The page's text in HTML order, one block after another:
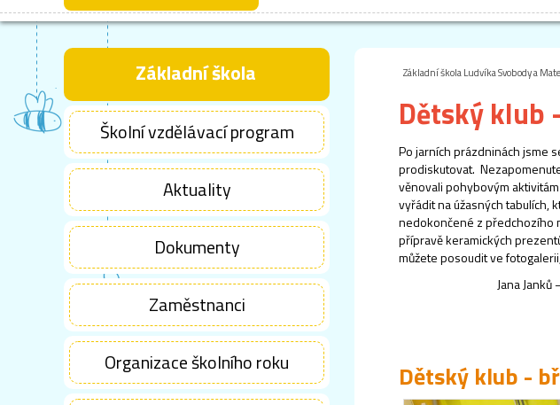
Základní škola Ludvíka Svobody a
Dětský klub
Po jarních prázdninách jsme
prodiskutovat.
věnovali pohybovým
vyřádit na úžasných tabulích,
nedokončené z předchozího
přípravě keramických
můžete posoudit ve
Jana Janků –
Dětský klub -
Základní škola
Školní vzdělávací program
Aktuality
Dokumenty
Zaměstnanci
Organizace školního roku